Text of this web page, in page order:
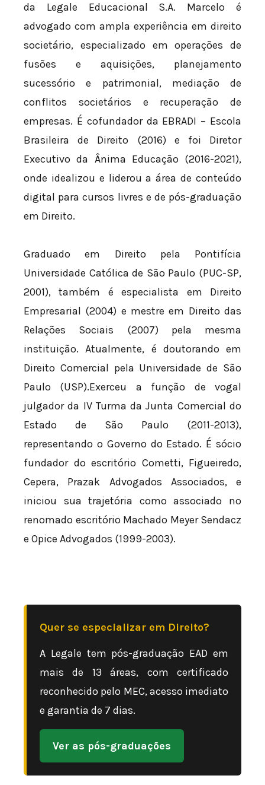
da Legale Educacional S.A. Marcelo é
advogado com ampla experiência em direito
societário, especializado em operações de
fusões e aquisições, planejamento
sucessório e patrimonial, mediação de
conflitos societários e recuperação de
empresas. É cofundador da EBRADI – Escola
Brasileira de Direito (2016) e foi Diretor
Executivo da Ânima Educação (2016-2021),
onde idealizou e liderou a área de conteúdo
digital para cursos livres e de pós-graduação
em Direito.
Graduado em Direito pela Pontifícia
Universidade Católica de São Paulo (PUC-SP,
2001), também é especialista em Direito
Empresarial (2004) e mestre em Direito das
Relações Sociais (2007) pela mesma
instituição. Atualmente, é doutorando em
Direito Comercial pela Universidade de São
Paulo (USP).Exerceu a função de vogal
julgador da IV Turma da Junta Comercial do
Estado de São Paulo (2011-2013),
representando o Governo do Estado. É sócio
fundador do escritório Cometti, Figueiredo,
Cepera, Prazak Advogados Associados, e
iniciou sua trajetória como associado no
renomado escritório Machado Meyer Sendacz
e Opice Advogados (1999-2003).
Quer se especializar em Direito?
A Legale tem pós-graduação EAD em
mais de 13 áreas, com certificado
reconhecido pelo MEC, acesso imediato
e garantia de 7 dias.
Ver as pós-graduações